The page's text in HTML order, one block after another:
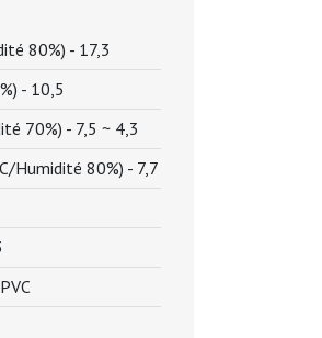
80%) - 17,3
- 10,5
70%) - 7,5 ~ 4,3
Humidité 80%) - 7,7